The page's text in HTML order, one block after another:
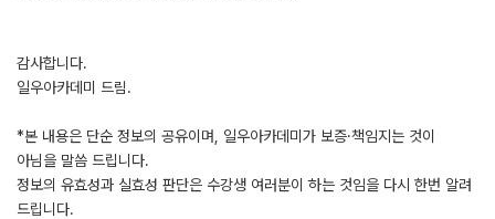
감사합니다.
일우아카데미 드림.
*본 내용은 단순 정보의 공유이며, 일우아카데미가 보증·책임지는 것이
아님을 말씀 드립니다.
정보의 유효성과 실효성 판단은 수강생 여러분이 하는 것임을 다시 한번 알려
드립니다.